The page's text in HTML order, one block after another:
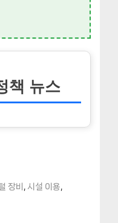
책 뉴스
장비 시설 이용